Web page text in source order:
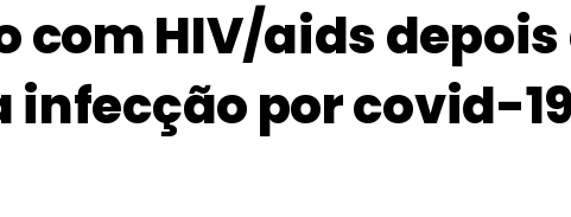
com HIV/aids depois
infecção por covid-19